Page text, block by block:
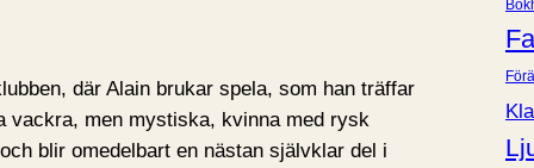
där Alain brukar spela, som han träffar
vackra, men mystiska, kvinna med rysk
blir omedelbart en nästan självklar del i
e
r